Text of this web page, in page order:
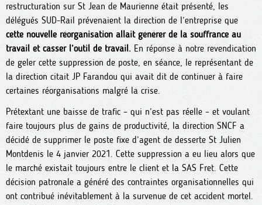
restructuration sur St Jean de Maurienne était présenté, les
délégués SUD-Rail prévenaient la direction de l’entreprise que
cette nouvelle réorganisation allait générer de la souffrance au
travail et casser l’outil de travail. En réponse à notre revendication
de geler cette suppression de poste, en séance, le représentant de
la direction citait JP Farandou qui avait dit de continuer à faire
certaines réorganisations malgré la crise.
Prétextant une baisse de trafic – qui n’est pas réelle – et voulant
faire toujours plus de gains de productivité, la direction SNCF a
décidé de supprimer le poste fixe d’agent de desserte St Julien
Montdenis le 4 janvier 2021. Cette suppression a eu lieu alors que
le marché existait toujours entre le client et la SAS Fret. Cette
décision patronale a généré des contraintes organisationnelles qui
ont contribué inévitablement à la survenue de cet accident mortel.